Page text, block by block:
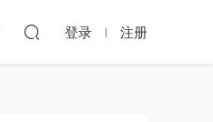
登录 注册